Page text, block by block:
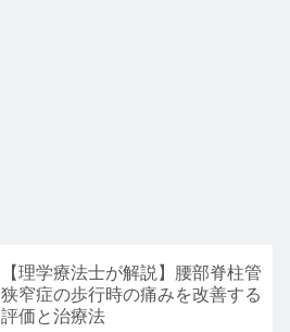
【理学療法士が解説】腰部脊柱管
狭窄症の歩行時の痛みを改善する
評価と治療法